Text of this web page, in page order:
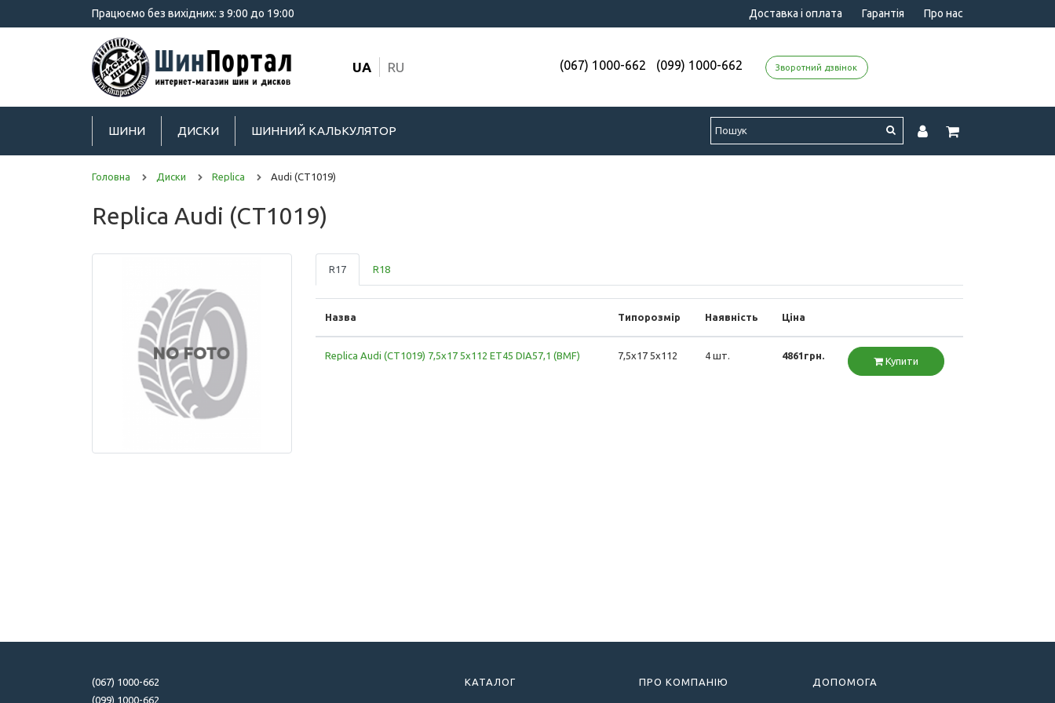
Працюємо без вихідних: з 9:00 до 19:00 Доставка і оплата Гарантія Про нас
UA RU (067) 1000-662 (099) 1000-662 Зворотний дзвінок
ШИНИ ДИСКИ ШИННИЙ КАЛЬКУЛЯТОР
Головна Диски Replica Audi (CT1019)
Replica Audi (CT1019)
R17 R18
Назва Типорозмір Наявність Ціна
Replica Audi (CT1019) 7,5x17 5x112 ET45 DIA57,1 (BMF) 7,5x17 5x112 4 шт. 4861грн. Купити
(067) 1000-662
(099) 1000-662
КАТАЛОГ ПРО КОМПАНІЮ ДОПОМОГА